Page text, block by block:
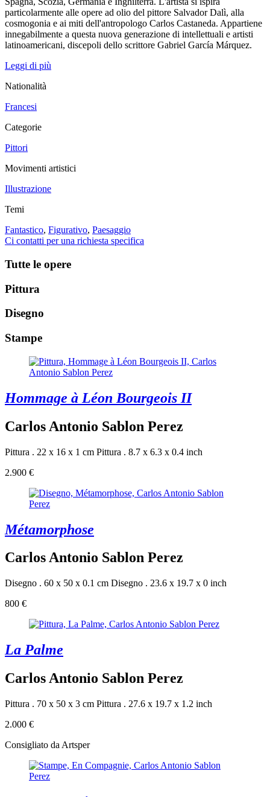
particolarmente alle opere ad olio del pittore Salvador Dalì, alla
cosmogonia e ai miti dell'antropologo Carlos Castaneda. Appartiene
innegabilmente a questa nuova generazione di intellettuali e artisti
latinoamericani, discepoli dello scrittore Gabriel García Márquez.
Leggi di più
Nationalità
Francesi
Categorie
Pittori
Movimenti artistici
Illustrazione
Temi
Fantastico, Figurativo, Paesaggio
Ci contatti per una richiesta specifica
Tutte le opere
Pittura
Disegno
Stampe
Hommage à Léon Bourgeois II
Carlos Antonio Sablon Perez
Pittura . 22 x 16 x 1 cm Pittura . 8.7 x 6.3 x 0.4 inch
2.900 €
Métamorphose
Carlos Antonio Sablon Perez
Disegno . 60 x 50 x 0.1 cm Disegno . 23.6 x 19.7 x 0 inch
800 €
La Palme
Carlos Antonio Sablon Perez
Pittura . 70 x 50 x 3 cm Pittura . 27.6 x 19.7 x 1.2 inch
2.000 €
Consigliato da Artsper